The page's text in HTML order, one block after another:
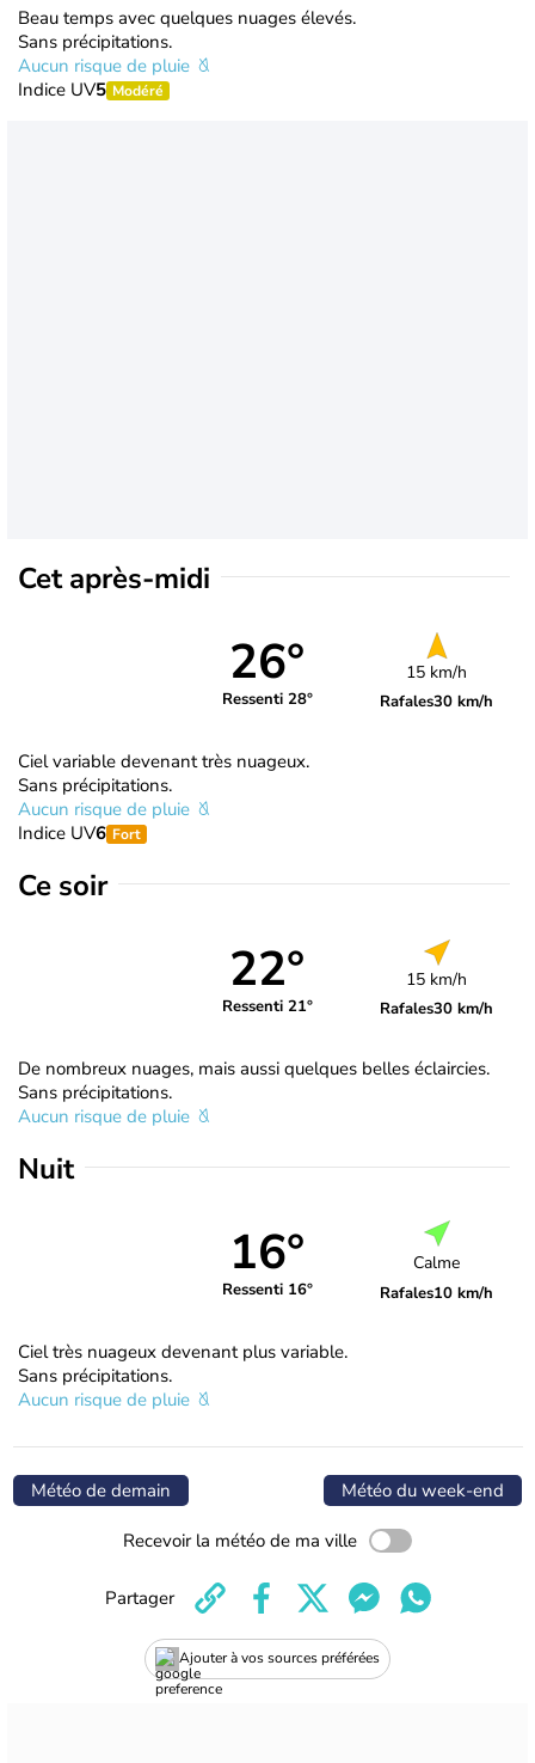
Beau temps avec quelques nuages élevés.
Sans précipitations.
Aucun risque de pluie
Indice UV5 Modéré
Cet après-midi
26°
Ressenti 28°
15 km/h
Rafales30 km/h
Ciel variable devenant très nuageux.
Sans précipitations.
Aucun risque de pluie
Indice UV6 Fort
Ce soir
22°
Ressenti 21°
15 km/h
Rafales30 km/h
De nombreux nuages, mais aussi quelques belles éclaircies.
Sans précipitations.
Aucun risque de pluie
Nuit
16°
Ressenti 16°
Calme
Rafales10 km/h
Ciel très nuageux devenant plus variable.
Sans précipitations.
Aucun risque de pluie
Météo de demain Météo du week-end
Recevoir la météo de ma ville
Ajouter à vos sources préférées
Partager